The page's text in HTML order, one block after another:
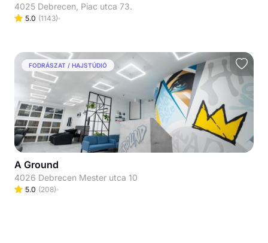
4025 Debrecen, Piac utca 73.
5.0 (1143)
FODRÁSZAT / HAJSTÚDIÓ
A Ground
4026 Debrecen Mester utca 10
5.0 (208)